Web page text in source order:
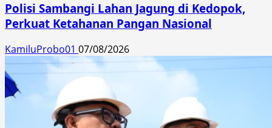
Polisi Sambangi Lahan Jagung di Kedopok,
Perkuat Ketahanan Pangan Nasional
KamiluProbo01 07/08/2026